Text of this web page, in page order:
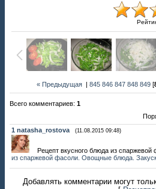
« Предыдущая |845 846 847 848 849 [
Всего комментариев: 1
1 natasha_rostova (11.08.2015 09:48)
Рецепт вкусного блюда из спаржевой
из спаржевой фасоли. Овощные блюда.
Добавлять комментарии могут